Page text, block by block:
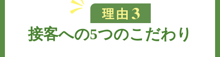
接客への5つのこだわり